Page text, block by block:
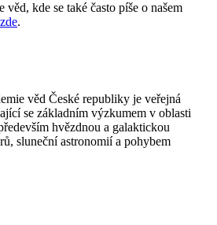
kde se také často píše o našem
zde.
věd České republiky je veřejná
se základním výzkumem v oblasti
hvězdnou a galaktickou
sluneční astronomií a pohybem